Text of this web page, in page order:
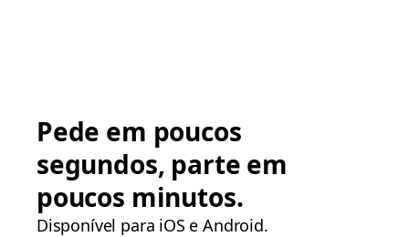
Pede em poucos
segundos, parte em
poucos minutos.
Disponível para iOS e Android.